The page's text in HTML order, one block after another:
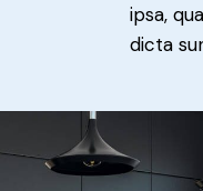
ipsa,
dicta